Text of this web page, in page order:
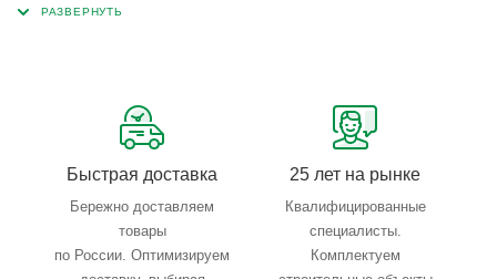
Быстрая доставка
Бережно доставляем
товары
по России. Оптимизируем
25 лет на рынке
Квалифицированные
специалисты.
Комплектуем